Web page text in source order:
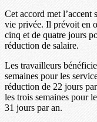
Cet accord met l’accent
vie privée. Il prévoit en
cinq et de quatre jours
réduction de salaire.
Les travailleurs
semaines pour les
réduction de 22 jours
les trois semaines pour
31 jours par an.